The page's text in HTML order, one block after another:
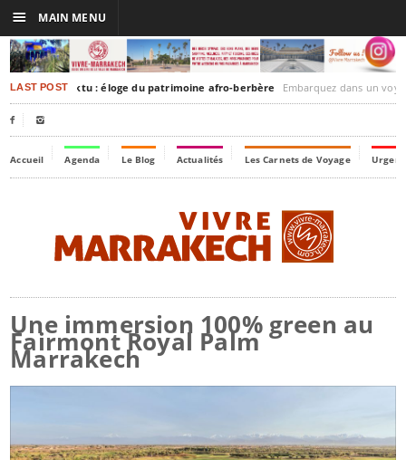
LAST POST
Timbuktu : éloge du patrimoine afro-berbère Embarquez dans un voyage culturel dans le
 
Accueil Agenda Le Blog Actualités Les Carnets de Voyage
Une immersion 100% green au
Fairmont Royal Palm
Marrakech
☰ MAIN MENU